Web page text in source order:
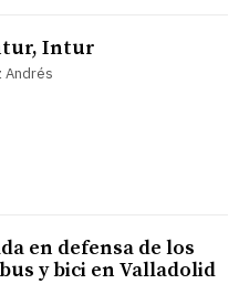
Intur
Andrés
en defensa de los
y bici en Valladolid